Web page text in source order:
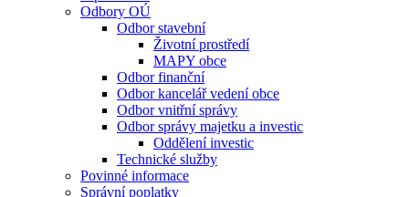
Odbory OÚ
Odbor stavební
Životní prostředí
MAPY obce
Odbor finanční
Odbor kancelář vedení obce
Odbor vnitřní správy
Odbor správy majetku a investic
Oddělení investic
Technické služby
Povinné informace
Správní poplatky